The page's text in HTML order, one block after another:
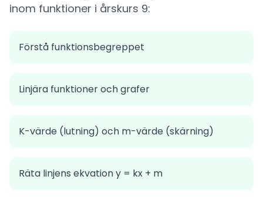
inom funktioner i årskurs 9:
Förstå funktionsbegreppet
Linjära funktioner och grafer
K-värde (lutning) och m-värde (skärning)
Räta linjens ekvation y = kx + m